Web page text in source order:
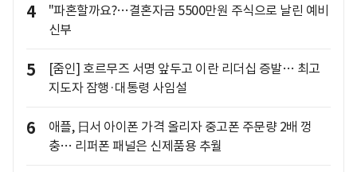
4
"파혼할까요?…결혼자금 5500만원 주식으로 날린 예비
신부
5
[줌인] 호르무즈 서명 앞두고 이란 리더십 증발… 최고
지도자 잠행·대통령 사임설
6
애플, 日서 아이폰 가격 올리자 중고폰 주문량 2배 껑
충… 리퍼폰 패널은 신제품용 추월